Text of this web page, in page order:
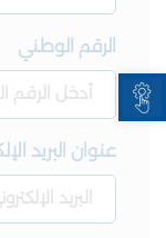
Open toolbar
الرقم الوطني
عنوان البريد